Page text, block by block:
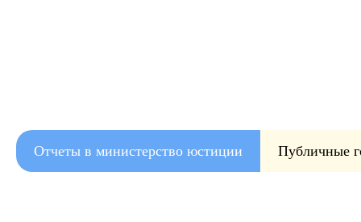
Отчеты в министерство юстиции Публичные